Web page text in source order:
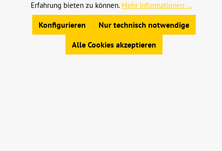
© 2023 Leinweber Landtechnik GmbH & Co. KG
Allgemeine Geschäftsbedingungen|
Erfahrung bieten zu können. Mehr Informationen ...
Nur technisch notwendige
Konfigurieren
Alle Cookies akzeptieren